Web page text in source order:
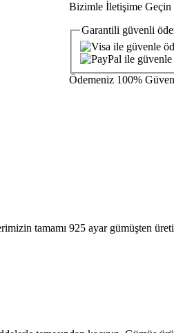
Bizimle İletişime Geçin
Garantili güvenli
Ödemeniz 100%
tamamı 925 ayar gümüşten